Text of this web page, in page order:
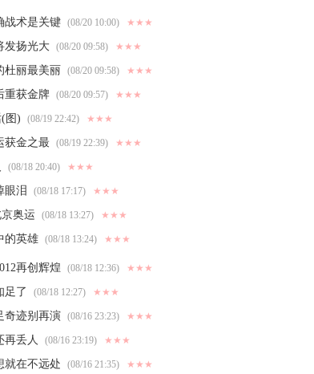
战术是关键 (08/20 10:00) ★★★
发扬光大 (08/20 09:58) ★★★
杜丽最美丽 (08/20 09:58) ★★★
重获金牌 (08/20 09:57) ★★★
图) (08/19 22:42) ★★★
获金之最 (08/19 22:39) ★★★
(08/18 20:40) ★★★
眼泪 (08/18 17:17) ★★★
奥运 (08/18 13:27) ★★★
的英雄 (08/18 13:24) ★★★
再创辉煌 (08/18 12:36) ★★★
足了 (08/18 12:27) ★★★
奇迹别再演 (08/16 23:23) ★★★
再丢人 (08/16 23:19) ★★★
就在不远处 (08/16 21:35) ★★★